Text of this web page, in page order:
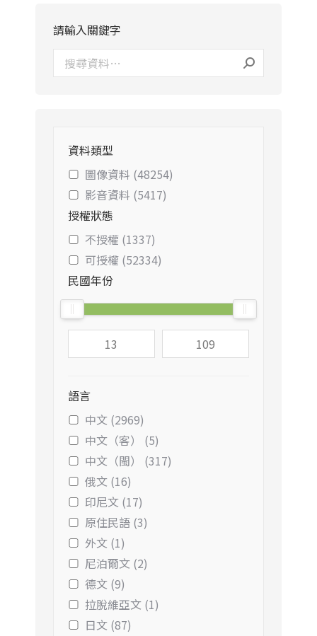
請輸入關鍵字
資料類型
圖像資料 (48254)
影音資料 (5417)
授權狀態
不授權 (1337)
可授權 (52334)
民國年份
語言
中文 (2969)
中文（客） (5)
中文（閩） (317)
俄文 (16)
印尼文 (17)
原住民語 (3)
外文 (1)
尼泊爾文 (2)
德文 (9)
拉脫維亞文 (1)
日文 (87)